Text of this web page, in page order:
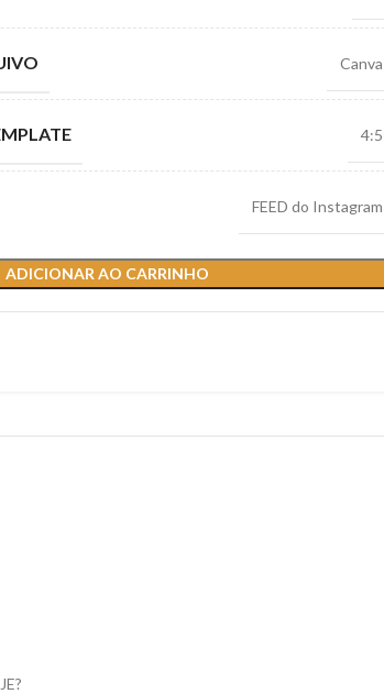
Canva
4:5
FEED do Instagram
ADICIONAR AO CARRINHO